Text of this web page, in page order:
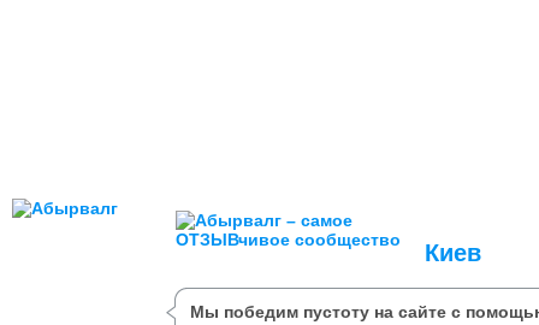
Киев
Мы победим пустоту на сайте с